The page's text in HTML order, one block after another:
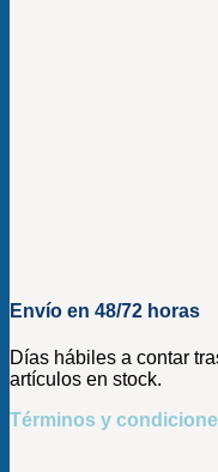
Envío en 48/72 horas
Días hábiles a contar
artículos en stock.
Términos y